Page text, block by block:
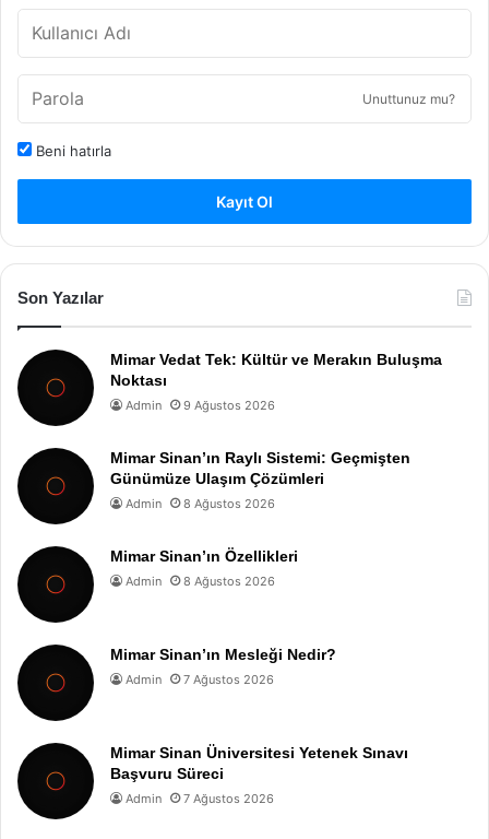
Unuttunuz mu?
Beni hatırla
Kayıt Ol
Son Yazılar
Mimar Vedat Tek: Kültür ve Merakın Buluşma
Noktası
Admin 9 Ağustos 2026
Mimar Sinan’ın Raylı Sistemi: Geçmişten
Günümüze Ulaşım Çözümleri
Admin 8 Ağustos 2026
Mimar Sinan’ın Özellikleri
Admin 8 Ağustos 2026
Mimar Sinan’ın Mesleği Nedir?
Admin 7 Ağustos 2026
Mimar Sinan Üniversitesi Yetenek Sınavı
Başvuru Süreci
Admin 7 Ağustos 2026